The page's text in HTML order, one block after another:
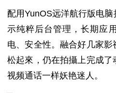
配用YunOS远洋航行版电
示纯粹后台管理，长期应
电、安全性。融合好几家
松起來，仍在拍攝上完成了
视频通话一样妖艳迷人。